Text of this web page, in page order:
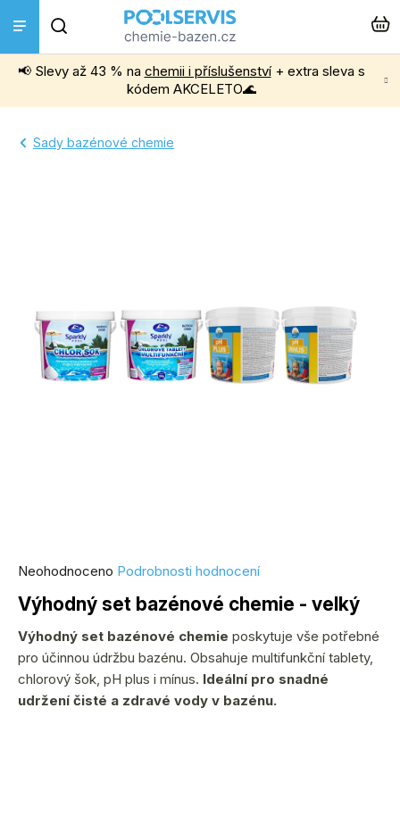
obsah
📢 Slevy až 43 % na chemii i příslušenství+ extra sleva s
kódem AKCELETO🌊
Bazénová chemie
Instalace a montáž
Sady bazénové chemie
Výhodný set bazénové chemie - velký
Průměrné
produktu
je
0,0
z
5
Neohodnoceno Podrobnosti hodnocení
Výhodný set bazénové chemie poskytuje vše potřebné
pro účinnou údržbu bazénu. Obsahuje multifunkční tablety,
chlorový šok, pH plus i mínus. Ideální pro snadné
udržení čisté a zdravé vody v bazénu.